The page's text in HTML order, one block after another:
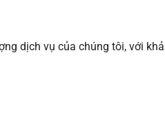
dịch vụ của chúng tôi, với